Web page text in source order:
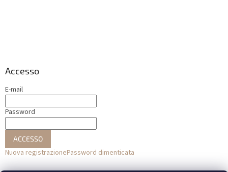
Accesso
E-mail
Password
ACCESSO
Nuova registrazionePassword dimenticata